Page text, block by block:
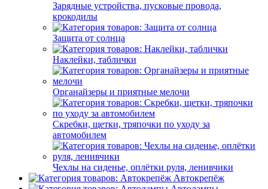
Зарядные устройства, пусковые провода,
крокодилы
Защита от солнца
Наклейки, таблички
Органайзеры и приятные мелочи
Скребки, щетки, тряпочки по уходу за
автомобилем
Чехлы на сиденье, оплётки руля, ленивчики
Автокрепёж